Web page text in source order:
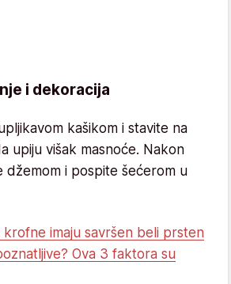
i dekoracija
kašikom i stavite na
upiju višak masnoće. Nakon
džemom i pospite šećerom u
imaju savršen beli prsten
Ova 3 faktora su